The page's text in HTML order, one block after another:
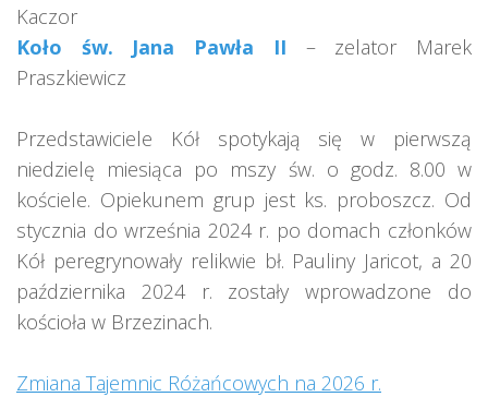
Kaczor
Koło św. Jana Pawła II – zelator Marek
Praszkiewicz
Przedstawiciele Kół spotykają się w pierwszą
niedzielę miesiąca po mszy św. o godz. 8.00 w
kościele. Opiekunem grup jest ks. proboszcz. Od
stycznia do września 2024 r. po domach członków
Kół peregrynowały relikwie bł. Pauliny Jaricot, a 20
października 2024 r. zostały wprowadzone do
kościoła w Brzezinach.
Zmiana Tajemnic Różańcowych na 2026 r.